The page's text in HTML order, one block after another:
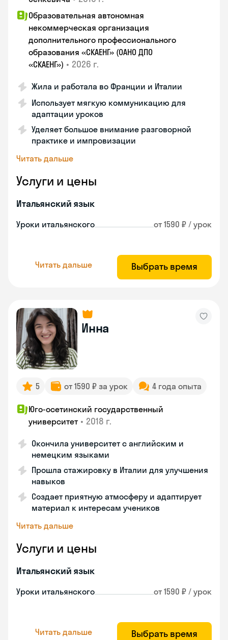
Образовательная автономная
некоммерческая организация
дополнительного профессионального
образования «СКАЕНГ» (ОАНО ДПО
«СКАЕНГ») • 2026 г.
Жила и работала во Франции и Италии
Использует мягкую коммуникацию для
адаптации уроков
Уделяет большое внимание разговорной
практике и импровизации
Читать дальше
Услуги и цены
Итальянский язык
Уроки итальянского от 1590 ₽ / урок
Читать дальше Выбрать время
Инна
5 от 1590 ₽ за урок 4 года опыта
Юго-осетинский государственный
университет • 2018 г.
Окончила университет с английским и
немецким языками
Прошла стажировку в Италии для улучшения
навыков
Создает приятную атмосферу и адаптирует
материал к интересам учеников
Читать дальше
Услуги и цены
Итальянский язык
Уроки итальянского от 1590 ₽ / урок
Читать дальше Выбрать время